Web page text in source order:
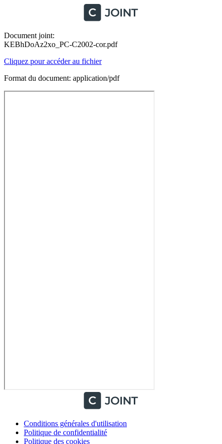
Document joint:
KEBhDoAz2xo_PC-C2002-cor.pdf
Cliquez pour accéder au fichier
Format du document: application/pdf
Conditions générales d'utilisation
Politique de confidentialité
Politique des cookies